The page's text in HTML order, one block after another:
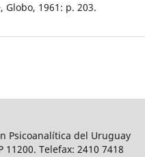
Globo, 1961: p. 203.
Psicoanalítica del Uruguay
Telefax: 2410 7418